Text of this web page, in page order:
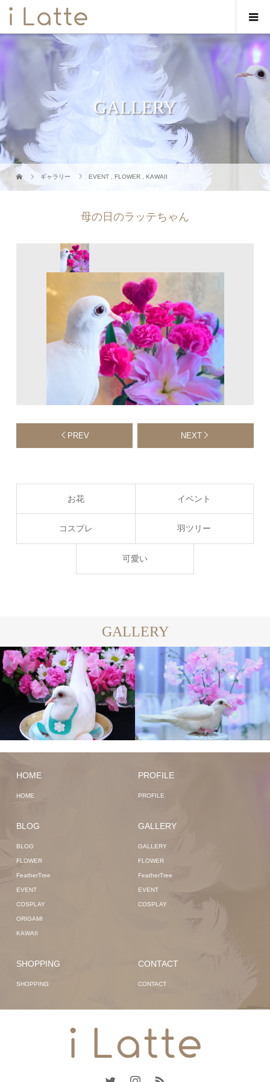
GALLERY
ギャラリー EVENT ,FLOWER ,KAWAII
母の日のラッテちゃん
PREV NEXT
お花 イベント
コスプレ 羽ツリー
可愛い
GALLERY
HOME
HOME
PROFILE
PROFILE
BLOG
BLOG
FLOWER
FeatherTree
EVENT
COSPLAY
ORIGAMI
KAWAII
GALLERY
GALLERY
FLOWER
FeatherTree
EVENT
COSPLAY
SHOPPING
SHOPPING
CONTACT
CONTACT